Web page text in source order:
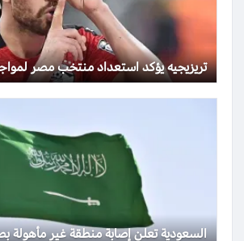
تريزيجيه يؤكد استعداد منتخب مصر
السعودية تعلن إصابة منطقة غير مأهولة